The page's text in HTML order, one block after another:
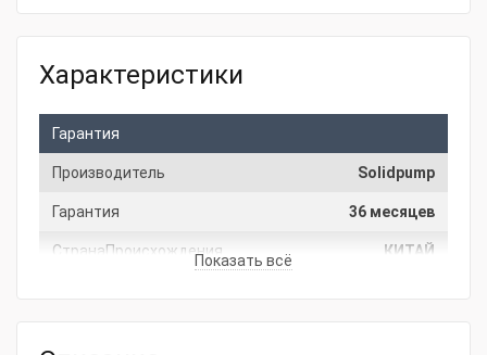
Характеристики
Гарантия
Производитель Solidpump
Гарантия 36 месяцев
СтранаПроисхождения КИТАЙ
Показать всё